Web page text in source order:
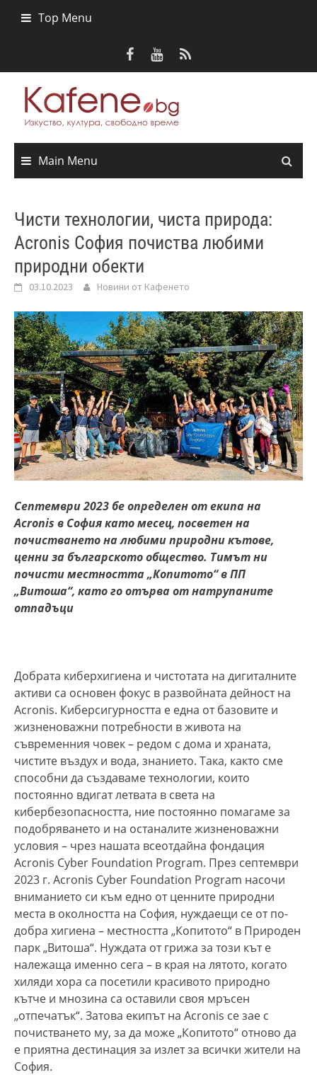
Top Menu
Main Menu
Чисти технологии, чиста природа:
Acronis София почиства любими
природни обекти
03.10.2023 Новини от Кафенето
Септември 2023 бе определен от екипа на
Acronis в София като месец, посветен на
почистването на любими природни кътове,
ценни за българското общество. Тимът ни
почисти местността „Копитото“ в ПП
„Витоша“, като го отърва от натрупаните
отпадъци
Добрата киберхигиена и чистотата на дигиталните
активи са основен фокус в развойната дейност на
Acronis. Киберсигурността е една от базовите и
жизненоважни потребности в живота на
съвременния човек – редом с дома и храната,
чистите въздух и вода, знанието. Така, както сме
способни да създаваме технологии, които
постоянно вдигат летвата в света на
кибербезопасността, ние постоянно помагаме за
подобряването и на останалите жизненоважни
условия – чрез нашата всеотдайна фондация
Acronis Cyber Foundation Program. През септември
2023 г. Acronis Cyber Foundation Program насочи
вниманието си към едно от ценните природни
места в околността на София, нуждаещи се от по-
добра хигиена – местността „Копитото“ в Природен
парк „Витоша“. Нуждата от грижа за този кът е
належаща именно сега – в края на лятото, когато
хиляди хора са посетили красивото природно
кътче и мнозина са оставили своя мръсен
„отпечатък“. Затова екипът на Acronis се зае с
почистването му, за да може „Копитото“ отново да
е приятна дестинация за излет за всички жители на
София.